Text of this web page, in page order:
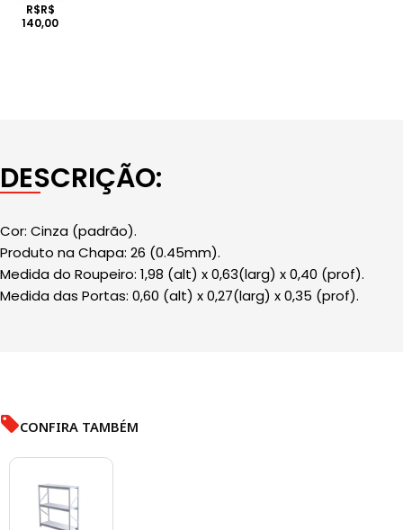
R$R$
140,00
DESCRIÇÃO:
Cor: Cinza (padrão).
Produto na Chapa: 26 (0.45mm).
Medida do Roupeiro: 1,98 (alt) x 0,63(larg) x 0,40 (prof).
Medida das Portas: 0,60 (alt) x 0,27(larg) x 0,35 (prof).
CONFIRA TAMBÉM